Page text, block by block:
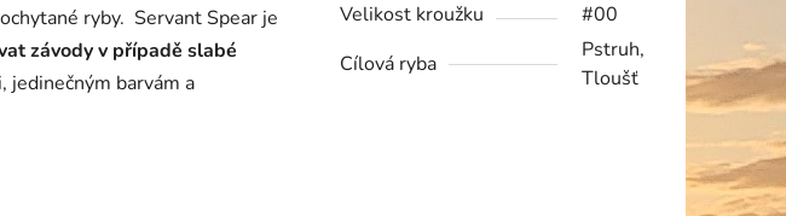
ryby. Servant Spear je
závody v případě slabé
jedinečným barvám a
Velikost kroužku
#00
Cílová ryba
Pstruh,
Tloušť